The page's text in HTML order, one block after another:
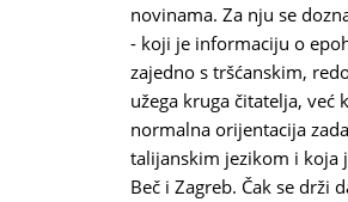
novinama. Za nju se
- koji je informaciju o
zajedno s tršćanskim,
užega kruga čitatelja,
normalna orijentacija
talijanskim jezikom i koja
Beč i Zagreb. Čak se drži